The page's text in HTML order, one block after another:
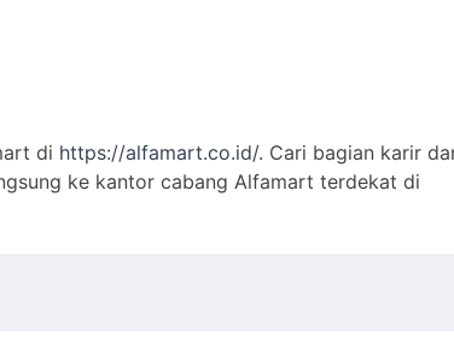
di https://alfamart.co.id/. Cari bagian karir
ke kantor cabang Alfamart terdekat di